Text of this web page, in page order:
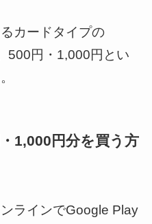
カードタイプの
500円・1,000円とい
1,000円分を買う方
ラインでGoogle Play